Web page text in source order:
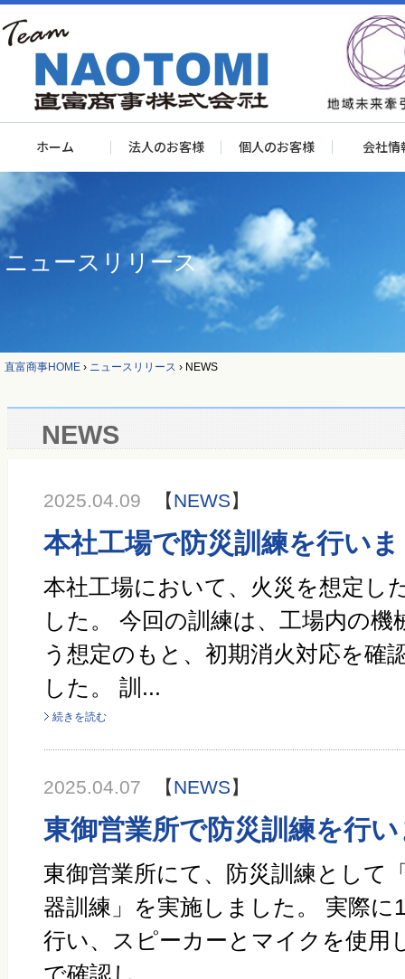
ホーム 法人のお客様 個人のお客様 会社情
ニュースリリース
直富商事HOME › ニュースリリース › NEWS
NEWS
2025.04.09 【NEWS】
本社工場で防災訓練を行い
本社工場において、火災を想定し
した。 今回の訓練は、工場内の
う想定のもと、初期消火対応を確
した。 訓...
続きを読む
2025.04.07 【NEWS】
東御営業所で防災訓練を行
東御営業所にて、防災訓練として
器訓練」を実施しました。 実際に
行い、スピーカーとマイクを使用
で確認し...